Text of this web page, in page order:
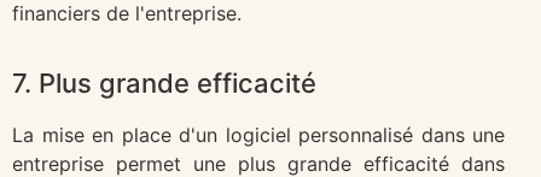
financiers de l'entreprise.
7. Plus grande efficacité
La mise en place d'un logiciel personnalisé dans une
entreprise permet une plus grande efficacité dans